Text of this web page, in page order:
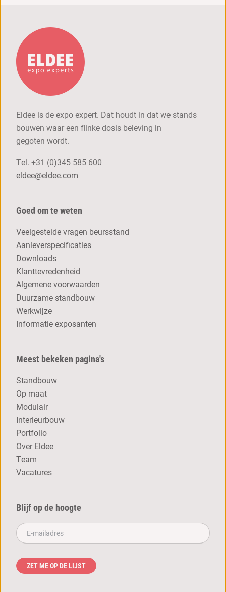
Eldee is de expo expert. Dat houdt in dat we stands
bouwen waar een flinke dosis beleving in
gegoten wordt.
Tel. +31 (0)345 585 600
eldee@eldee.com
Goed om te weten
Veelgestelde vragen beursstand
Aanleverspecificaties
Downloads
Klanttevredenheid
Algemene voorwaarden
Duurzame standbouw
Werkwijze
Informatie exposanten
Meest bekeken pagina's
Standbouw
Op maat
Modulair
Interieurbouw
Portfolio
Over Eldee
Team
Vacatures
Blijf op de hoogte
E-mailadres**
ZET ME OP DE LIJST